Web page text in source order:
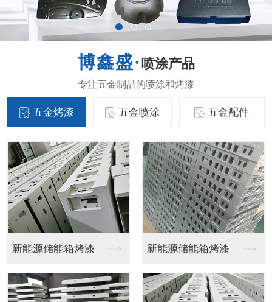
喷涂产品
五金烤漆 五金喷涂 五金配件
机柜喷涂 机柜喷涂